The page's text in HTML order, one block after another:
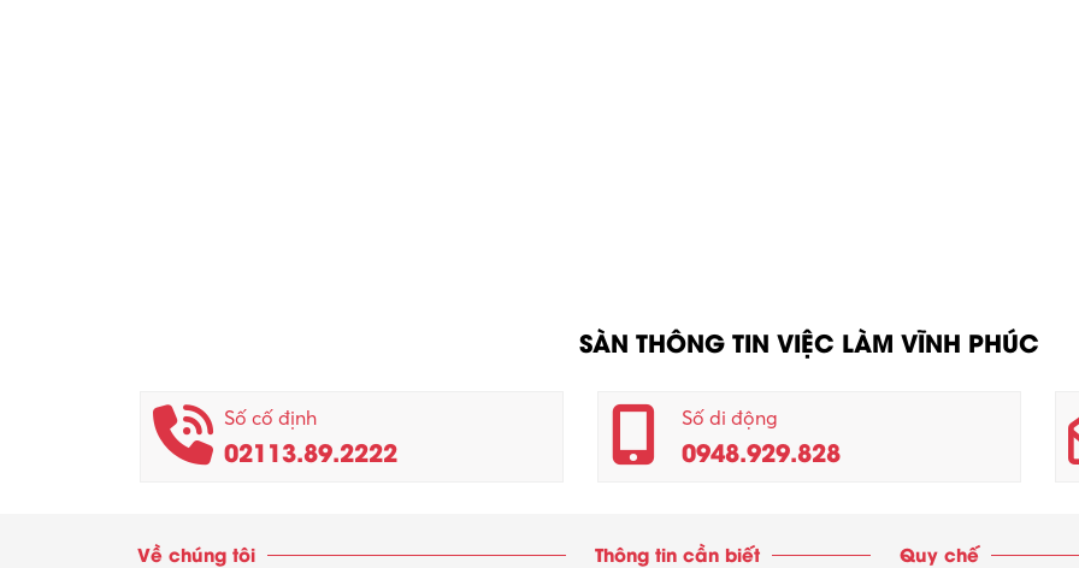
SÀN THÔNG TIN VIỆC LÀM VĨNH PHÚC
Số cố định
02113.89.2222
Số di động
0948.929.828
Về chúng tôi Thông tin cần biết Quy chế